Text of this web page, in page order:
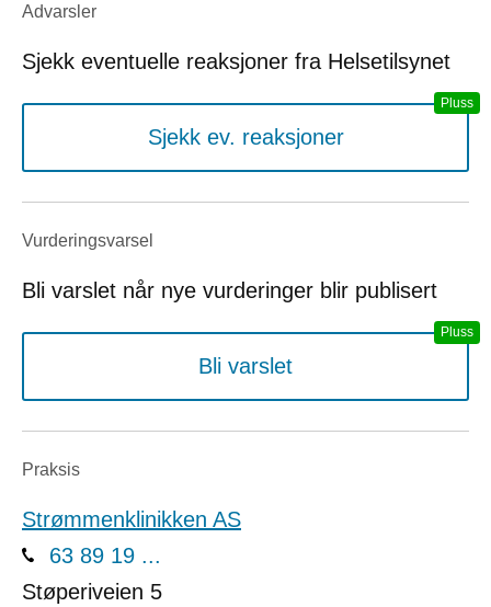
Advarsler
Sjekk eventuelle reaksjoner fra Helsetilsynet
Sjekk ev. reaksjoner
Vurderings­varsel
Bli varslet når nye vurderinger blir publisert
Bli varslet
Praksis
Strømmenklinikken AS
63 89 19 ...
Støperiveien 5